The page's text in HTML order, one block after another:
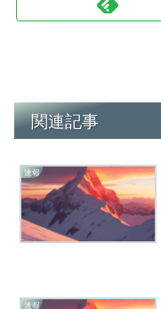
関連記事
速報
速報